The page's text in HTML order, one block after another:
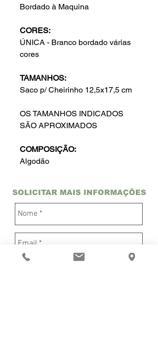
Bordado à Maquina
CORES:
ÚNICA - Branco bordado várias
cores
TAMANHOS:
Saco p/ Cheirinho 12,5x17,5 cm
OS TAMANHOS INDICADOS
SÃO APROXIMADOS
COMPOSIÇÃO:
Algodão
SOLICITAR MAIS INFORMAÇÕES